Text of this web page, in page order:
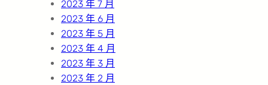
2023 年 7 月
2023 年 6 月
2023 年 5 月
2023 年 4 月
2023 年 3 月
2023 年 2 月